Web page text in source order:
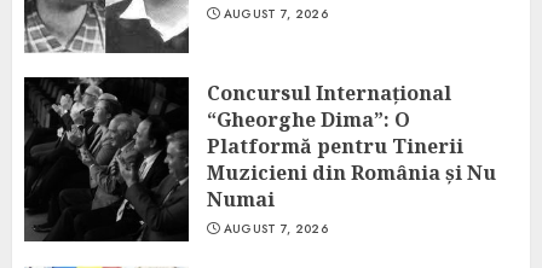
AUGUST 7, 2026
Concursul Internațional
“Gheorghe Dima”: O
Platformă pentru Tinerii
Muzicieni din România și Nu
Numai
AUGUST 7, 2026